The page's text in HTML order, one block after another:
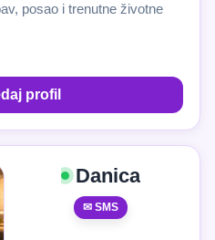
posao i trenutne životne
profil
Danica
✉ SMS